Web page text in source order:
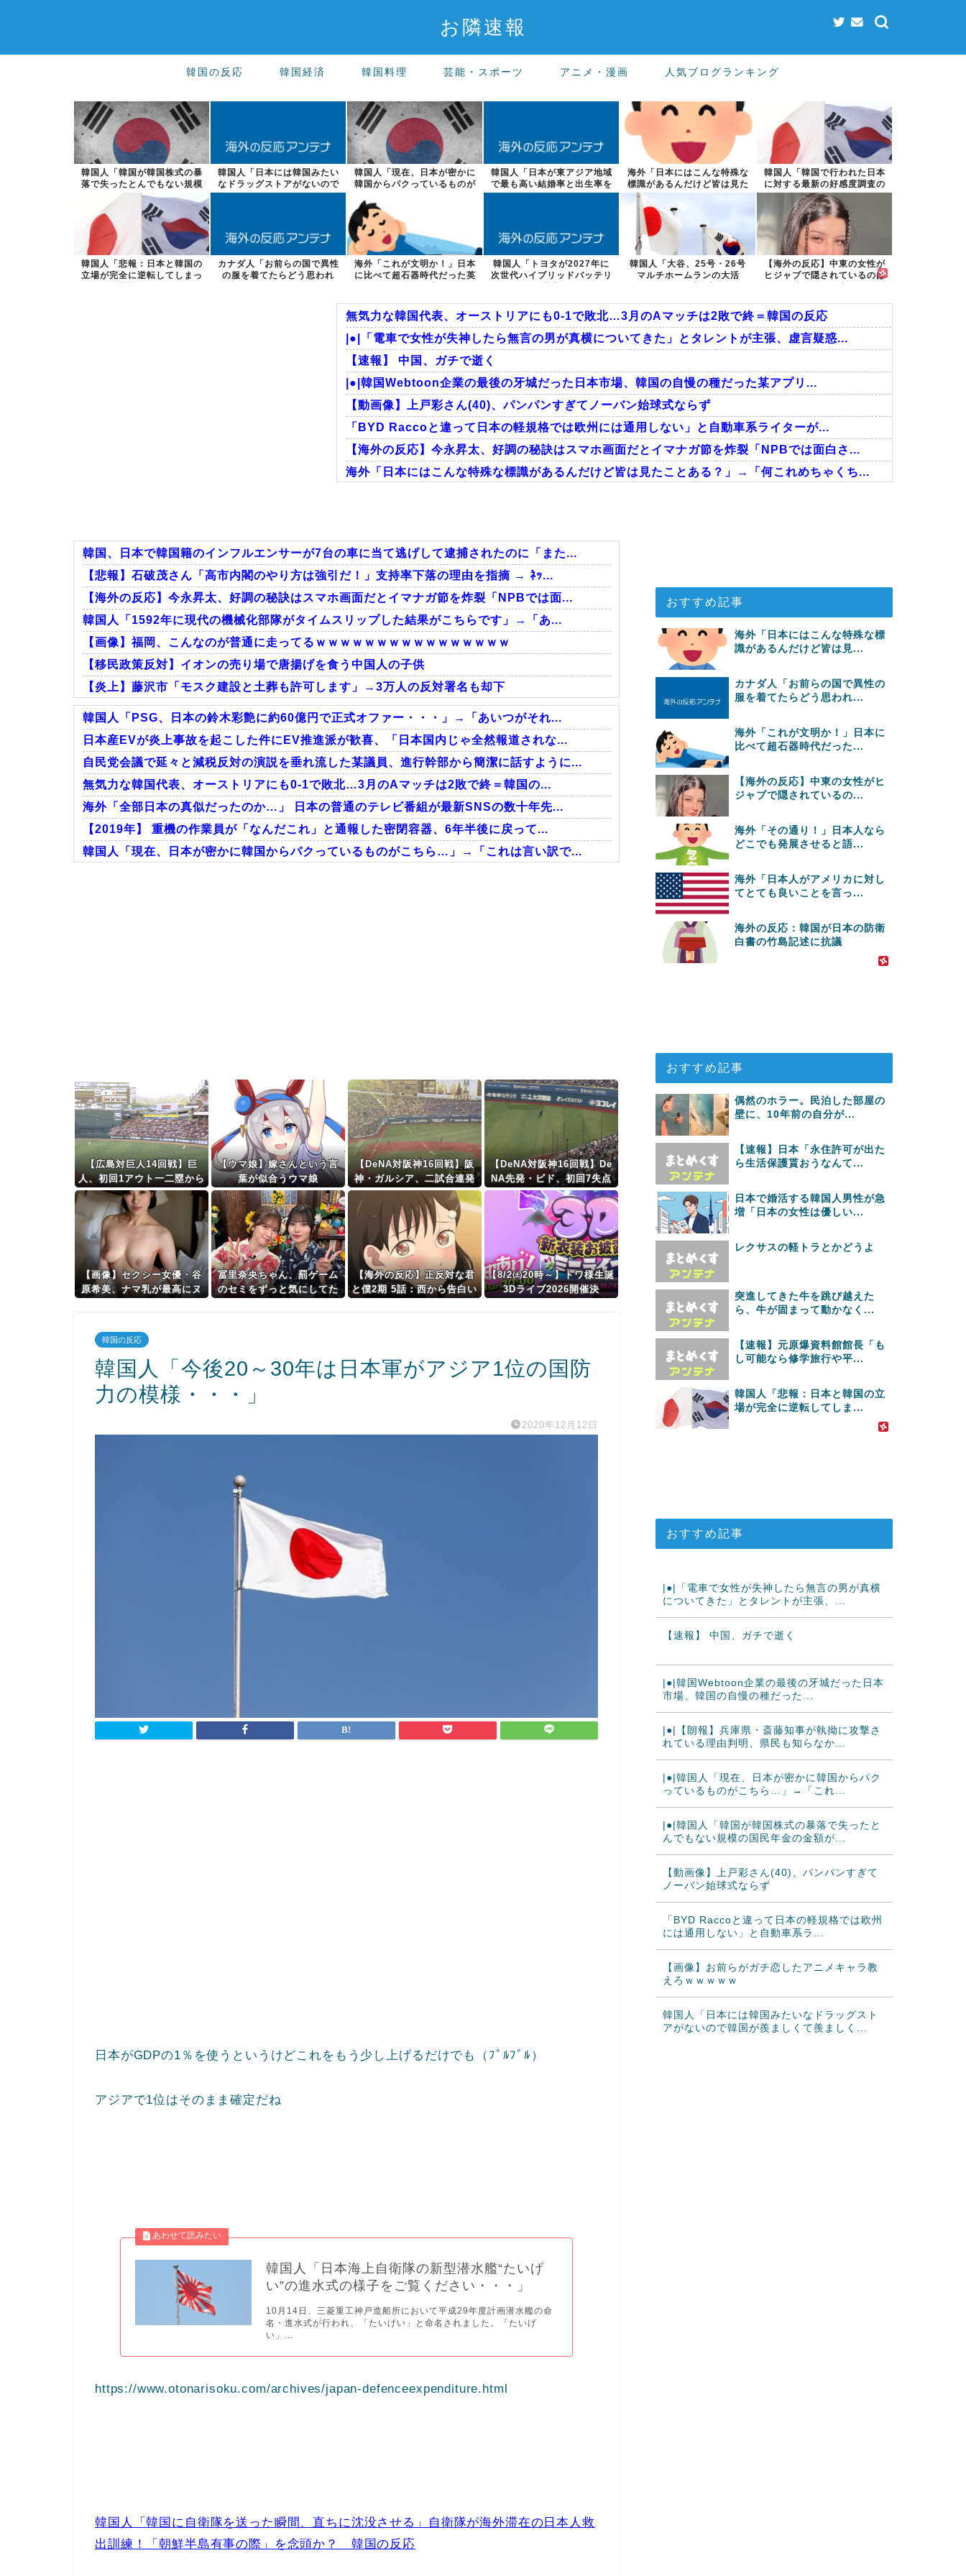
お隣速報
韓国の反応 韓国経済 韓国料理 芸能・スポーツ アニメ・漫画 人気ブログランキング
韓国人「韓国が韓国株式の暴
落で失ったとんでもない規模
の国民年金の...
韓国人「日本には韓国みたい
なドラッグストアがないので
韓国が羨まし...
韓国人「現在、日本が密かに
韓国からパクっているものが
韓国人「日本が東アジア地域
で最も高い結婚率と出生率を
維持している...
海外「日本にはこんな特殊な
標識があるんだけど皆は見た
ことある？」...
韓国人「韓国で行われた日本
に対する最新の好感度調査の
結果がこちら...
韓国人「悲報：日本と韓国の
立場が完全に逆転してしまっ
カナダ人「お前らの国で異性
の服を着てたらどう思われ
海外「これが文明か！」日本
に比べて超石器時代だった英
韓国人「トヨタが2027年に
次世代ハイブリッドバッテリ
韓国人「大谷、25号・26号
マルチホームランの大活
【海外の反応】中東の女性が
ヒジャブで隠されているのは
無気力な韓国代表、オーストリアにも0-1で敗北…3月のAマッチは2敗で終＝韓国の反応
|●|「電車で女性が失神したら無言の男が真横についてきた」とタレントが主張、虚言疑惑...
【速報】 中国、ガチで逝く
|●|韓国Webtoon企業の最後の牙城だった日本市場、韓国の自慢の種だった某アプリ...
【動画像】上戸彩さん(40)、パンパンすぎてノーバン始球式ならず
「BYD Raccoと違って日本の軽規格では欧州には通用しない」と自動車系ライターが...
【海外の反応】今永昇太、好調の秘訣はスマホ画面だとイマナガ節を炸裂「NPBでは面白さ...
海外「日本にはこんな特殊な標識があるんだけど皆は見たことある？」→「何これめちゃくち...
海外「これが文明か！」日本に比べて超石器時代だった英国に海外が大騒ぎ
Powered by livedoor 相互RSS
韓国、日本で韓国籍のインフルエンサーが7台の車に当て逃げして逮捕されたのに「また...
【悲報】石破茂さん「高市内閣のやり方は強引だ！」支持率下落の理由を指摘 → ﾈｯ...
【海外の反応】今永昇太、好調の秘訣はスマホ画面だとイマナガ節を炸裂「NPBでは面...
韓国人「1592年に現代の機械化部隊がタイムスリップした結果がこちらです」→「あ...
【画像】福岡、こんなのが普通に走ってるｗｗｗｗｗｗｗｗｗｗｗｗｗｗｗｗ
【移民政策反対】イオンの売り場で唐揚げを食う中国人の子供
【炎上】藤沢市「モスク建設と土葬も許可します」→3万人の反対署名も却下
Powered by livedoor 相互RSS
韓国人「PSG、日本の鈴木彩艶に約60億円で正式オファー・・・」→「あいつがそれ...
日本産EVが炎上事故を起こした件にEV推進派が歓喜、「日本国内じゃ全然報道されな...
自民党会議で延々と減税反対の演説を垂れ流した某議員、進行幹部から簡潔に話すように...
無気力な韓国代表、オーストリアにも0-1で敗北…3月のAマッチは2敗で終＝韓国の...
海外「全部日本の真似だったのか…」 日本の普通のテレビ番組が最新SNSの数十年先...
【2019年】 重機の作業員が「なんだこれ」と通報した密閉容器、6年半後に戻って...
韓国人「現在、日本が密かに韓国からパクっているものがこちら…」→「これは言い訳で...
【広島対巨人14回戦】巨
人、初回1アウト一二塁から
大城の2点タイムリーツーベ
ースで先
制！！！！！！！！！！！
！！！
【ウマ娘】嫁さんという言
葉が似合うウマ娘
【DeNA対阪神16回戦】阪
神・ガルシア、二試合連発
第2号3ランホームラン！阪
神が初回に6点先
制！！！！！！！！！！！
！！！！
【DeNA対阪神16回戦】De
NA先発・ビド、初回7失点
の大炎上
【画像】セクシー女優・谷
原希美、ナマ乳が最高にヌ
冨里奈央ちゃん、罰ゲーム
のセミをずっと気にしてた
【海外の反応】正反対な君
と僕2期 5話：西から告白い
【8/2㈯20時～】トワ様生誕
3Dライブ2026開催決
韓国の反応
韓国人「今後20～30年は日本軍がアジア1位の国防
力の模様・・・」
2020年12月12日
日本がGDPの1％を使うというけどこれをもう少し上げるだけでも（ﾌﾞﾙﾌﾞﾙ）
アジアで1位はそのまま確定だね
韓国人「日本海上自衛隊の新型潜水艦“たいげ
い”の進水式の様子をご覧ください・・・」
10月14日、三菱重工神戸造船所において平成29年度計画潜水艦の命
名・進水式が行われ、「たいげい」と命名されました。「たいげ
い」...
https://www.otonarisoku.com/archives/japan-defenceexpenditure.html
韓国人「韓国に自衛隊を送った瞬間、直ちに沈没させる」自衛隊が海外滞在の日本人救
出訓練！「朝鮮半島有事の際」を念頭か？ 韓国の反応
おすすめ記事
海外「日本にはこんな特殊な標
識があるんだけど皆は見...
カナダ人「お前らの国で異性の
服を着てたらどう思われ...
海外「これが文明か！」日本に
比べて超石器時代だった...
【海外の反応】中東の女性がヒ
ジャブで隠されているの...
海外「その通り！」日本人なら
どこでも発展させると語...
海外「日本人がアメリカに対し
てとても良いことを言っ...
海外の反応：韓国が日本の防衛
白書の竹島記述に抗議
おすすめ記事
偶然のホラー。民泊した部屋の
壁に、10年前の自分が...
【速報】日本「永住許可が出た
ら生活保護貰おうなんて...
日本で婚活する韓国人男性が急
増「日本の女性は優しい...
レクサスの軽トラとかどうよ
突進してきた牛を跳び越えた
ら、牛が固まって動かなく...
【速報】元原爆資料館館長「も
し可能なら修学旅行や平...
韓国人「悲報：日本と韓国の立
場が完全に逆転してしま...
おすすめ記事
|●|「電車で女性が失神したら無言の男が真横
についてきた」とタレントが主張、...
【速報】 中国、ガチで逝く
|●|韓国Webtoon企業の最後の牙城だった日本
市場、韓国の自慢の種だった...
|●|【朗報】兵庫県・斎藤知事が執拗に攻撃さ
れている理由判明、県民も知らなか...
|●|韓国人「現在、日本が密かに韓国からパク
っているものがこちら…」→「これ...
|●|韓国人「韓国が韓国株式の暴落で失ったと
んでもない規模の国民年金の金額が...
【動画像】上戸彩さん(40)、パンパンすぎて
ノーバン始球式ならず
「BYD Raccoと違って日本の軽規格では欧州
には通用しない」と自動車系ラ...
【画像】お前らがガチ恋したアニメキャラ教
えろｗｗｗｗｗ
韓国人「日本には韓国みたいなドラッグスト
アがないので韓国が羨ましくて羨ましく...